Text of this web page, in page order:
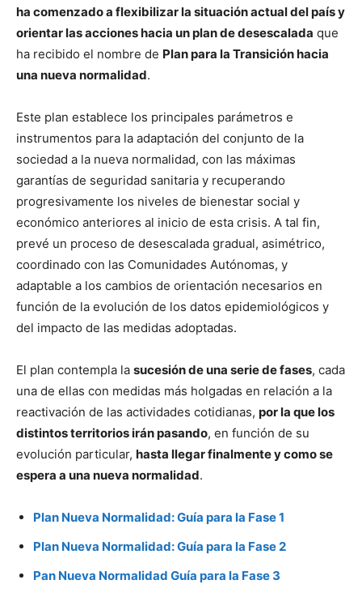
ha comenzado a flexibilizar la situación actual del país y
orientar las acciones hacia un plan de desescalada que
ha recibido el nombre de Plan para la Transición hacia
una nueva normalidad.
Este plan establece los principales parámetros e
instrumentos para la adaptación del conjunto de la
sociedad a la nueva normalidad, con las máximas
garantías de seguridad sanitaria y recuperando
progresivamente los niveles de bienestar social y
económico anteriores al inicio de esta crisis. A tal fin,
prevé un proceso de desescalada gradual, asimétrico,
coordinado con las Comunidades Autónomas, y
adaptable a los cambios de orientación necesarios en
función de la evolución de los datos epidemiológicos y
del impacto de las medidas adoptadas.
El plan contempla la sucesión de una serie de fases, cada
una de ellas con medidas más holgadas en relación a la
reactivación de las actividades cotidianas, por la que los
distintos territorios irán pasando, en función de su
evolución particular, hasta llegar finalmente y como se
espera a una nueva normalidad.
Plan Nueva Normalidad: Guía para la Fase 1
Plan Nueva Normalidad: Guía para la Fase 2
Pan Nueva Normalidad Guía para la Fase 3